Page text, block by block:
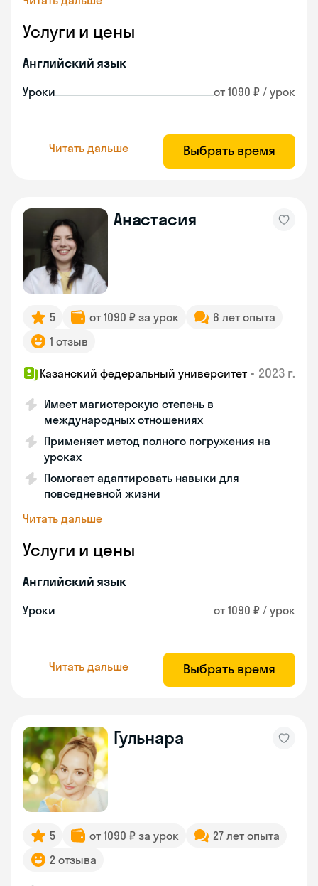
Услуги и цены
Английский язык
Уроки от 1090 ₽ / урок
Читать дальше Выбрать время
Анастасия
5 от 1090 ₽ за урок
6 лет опыта
1 отзыв
Казанский федеральный университет • 2023 г.
Имеет магистерскую степень в
международных отношениях
Применяет метод полного погружения на
уроках
Помогает адаптировать навыки для
повседневной жизни
Читать дальше
Услуги и цены
Английский язык
Уроки от 1090 ₽ / урок
Читать дальше Выбрать время
Гульнара
5 от 1090 ₽ за урок
27 лет опыта
2 отзыва